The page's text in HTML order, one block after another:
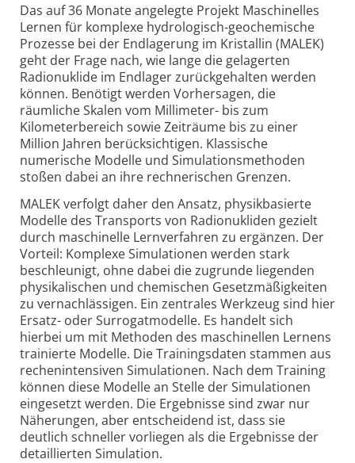
Das auf 36 Monate angelegte Projekt Maschinelles
Lernen für komplexe hydrologisch-geochemische
Prozesse bei der Endlagerung im Kristallin (MALEK)
geht der Frage nach, wie lange die gelagerten
Radionuklide im Endlager zurückgehalten werden
können. Benötigt werden Vorhersagen, die
räumliche Skalen vom Millimeter- bis zum
Kilometerbereich sowie Zeiträume bis zu einer
Million Jahren berücksichtigen. Klassische
numerische Modelle und Simulationsmethoden
stoßen dabei an ihre rechnerischen Grenzen.
MALEK verfolgt daher den Ansatz, physikbasierte
Modelle des Transports von Radionukliden gezielt
durch maschinelle Lernverfahren zu ergänzen. Der
Vorteil: Komplexe Simulationen werden stark
beschleunigt, ohne dabei die zugrunde liegenden
physikalischen und chemischen Gesetzmäßigkeiten
zu vernachlässigen. Ein zentrales Werkzeug sind hier
Ersatz- oder Surrogatmodelle. Es handelt sich
hierbei um mit Methoden des maschinellen Lernens
trainierte Modelle. Die Trainingsdaten stammen aus
rechenintensiven Simulationen. Nach dem Training
können diese Modelle an Stelle der Simulationen
eingesetzt werden. Die Ergebnisse sind zwar nur
Näherungen, aber entscheidend ist, dass sie
deutlich schneller vorliegen als die Ergebnisse der
detaillierten Simulation.